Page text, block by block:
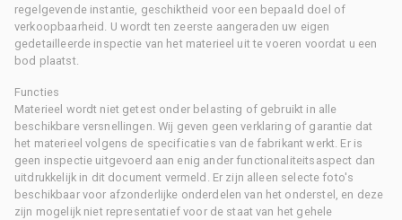
regelgevende instantie, geschiktheid voor een bepaald doel of
verkoopbaarheid. U wordt ten zeerste aangeraden uw eigen
gedetailleerde inspectie van het materieel uit te voeren voordat u een
bod plaatst.
Functies
Materieel wordt niet getest onder belasting of gebruikt in alle
beschikbare versnellingen. Wij geven geen verklaring of garantie dat
het materieel volgens de specificaties van de fabrikant werkt. Er is
geen inspectie uitgevoerd aan enig ander functionaliteitsaspect dan
uitdrukkelijk in dit document vermeld. Er zijn alleen selecte foto's
beschikbaar voor afzonderlijke onderdelen van het onderstel, en deze
zijn mogelijk niet representatief voor de staat van het gehele